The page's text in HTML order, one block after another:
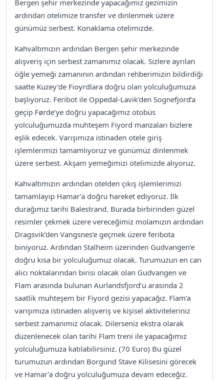
Bergen şehir merkezinde yapacağımız gezimizin
ardından otelimize transfer ve dinlenmek üzere
günümüz serbest. Konaklama otelimizde.
Kahvaltımızın ardından Bergen şehir merkezinde
alışveriş için serbest zamanımız olacak. Sizlere ayrılan
öğle yemeği zamanının ardından rehberimizin bildirdiği
saatte Kuzey’de Fioyrdlara doğru olan yolculuğumuza
başlıyoruz. Feribot ile Oppedal-Lavik’den Sognefjord’a
geçip Førde’ye doğru yapacağımız otobüs
yolculuğumuzda muhteşem Fiyord manzaları bizlere
eşlik edecek. Varışımıza istinaden otele giriş
işlemlerimizi tamamlıyoruz ve günümüz dinlenmek
üzere serbest. Akşam yemeğimizi otelimizde alıyoruz.
Kahvaltımızın ardından otelden çıkış işlemlerimizi
tamamlayıp Hamar’a doğru hareket ediyoruz. İlk
durağımız tarihi Balestrand. Burada birbirinden güzel
resimler çekmek üzere vereceğimiz molamızın ardından
Dragsvik’den Vangsnes’e geçmek üzere feribota
biniyoruz. Ardından Stalheim üzerinden Gudvangen’e
doğru kısa bir yolculuğumuz olacak. Turumuzun en can
alıcı noktalarından birisi olacak olan Gudvangen ve
Flam arasında bulunan Aurlandsfjord’u arasında 2
saatlik muhteşem bir Fiyord gezisi yapacağız. Flam’a
varışımıza istinaden alışveriş ve kişisel aktiviteleriniz
serbest zamanımız olacak. Dilerseniz ekstra olarak
düzenlenecek olan tarihi Flam treni ile yapacağımız
yolculuğumuza katılabilirsiniz. (70 Euro) Bu güzel
turumuzun ardından Borgund Stave Kilisesini görecek
ve Hamar’a doğru yolculuğumuza devam edeceğiz.